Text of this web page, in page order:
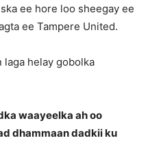
ee hore loo sheegay ee
ee Tampere United.
laga helay gobolka
waayeelka ah oo
dhammaan dadkii ku